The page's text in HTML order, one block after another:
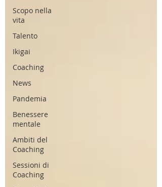
Scopo nella
vita
Talento
Ikigai
Coaching
News
Pandemia
Benessere
mentale
Ambiti del
Coaching
Sessioni di
Coaching